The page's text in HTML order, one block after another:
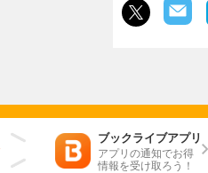
ブックライブアプリ
アプリの通知でお得
情報を受け取ろう！